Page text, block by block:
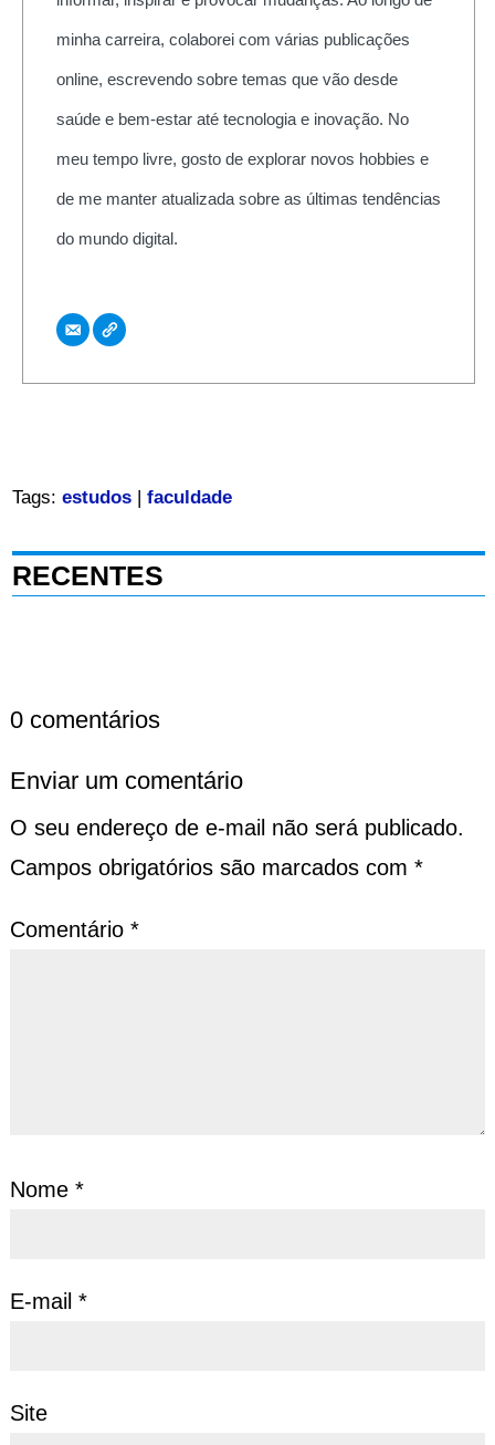
minha carreira, colaborei com várias publicações
online, escrevendo sobre temas que vão desde
saúde e bem-estar até tecnologia e inovação. No
meu tempo livre, gosto de explorar novos hobbies e
de me manter atualizada sobre as últimas tendências
do mundo digital.
Tags: estudos| faculdade
RECENTES
0 comentários
Enviar um comentário
O seu endereço de e-mail não será publicado.
Campos obrigatórios são marcados com *
Comentário *
Nome *
E-mail *
Site